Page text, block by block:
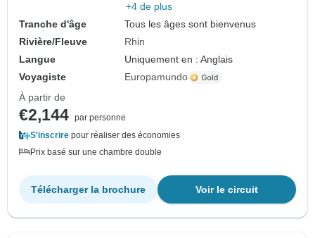
+4 de plus
Tranche d'âge
Tous les âges sont bienvenus
Rivière/Fleuve
Rhin
Langue
Uniquement en : Anglais
Voyagiste
Europamundo
À partir de
€2,144 par personne
S'inscrire pour réaliser des économies
Prix basé sur une chambre double
Voir le circuit
Télécharger la brochure